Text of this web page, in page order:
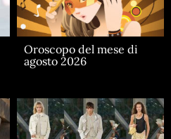
Oroscopo del mese di
agosto 2026